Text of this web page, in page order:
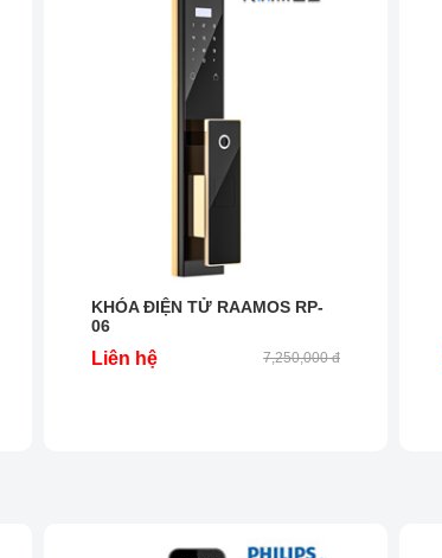
KHÓA ĐIỆN TỬ RAAMOS RP-
06
Liên hệ 7,250,000 đ